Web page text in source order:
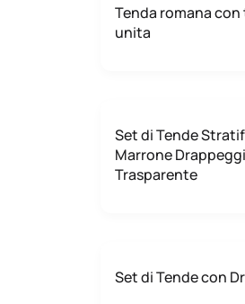
Tenda romana
unita
Set di Tende
Marrone
Trasparente
Set di Tende con